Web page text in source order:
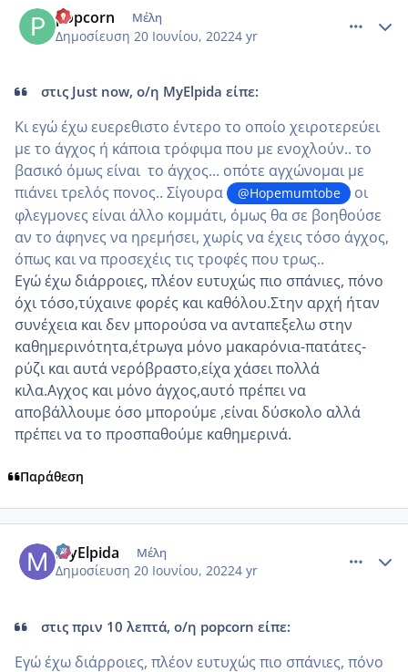
popcorn Μέλη
Δημοσίευση 20 Ιουνίου, 20224 yr
στις Just now, ο/η MyElpida είπε:
Κι εγώ έχω ευερεθιστο έντερο το οποίο χειροτερεύει
με το άγχος ή κάποια τρόφιμα που με ενοχλούν.. το
βασικό όμως είναι το άγχος... οπότε αγχώνομαι με
πιάνει τρελός πονος.. Σίγουρα
@Hopemumtobe
οι
φλεγμονες είναι άλλο κομμάτι, όμως θα σε βοηθούσε
αν το άφηνες να ηρεμήσει, χωρίς να έχεις τόσο άγχος,
όπως και να προσεχέις τις τροφές που τρως..
Εγώ έχω διάρροιες, πλέον ευτυχώς πιο σπάνιες, πόνο
όχι τόσο,τύχαινε φορές και καθόλου.Στην αρχή ήταν
συνέχεια και δεν μπορούσα να ανταπεξελω στην
καθημερινότητα,έτρωγα μόνο μακαρόνια-πατάτες-
ρύζι και αυτά νερόβραστο,είχα χάσει πολλά
κιλα.Αγχος και μόνο άγχος,αυτό πρέπει να
αποβάλλουμε όσο μπορούμε ,είναι δύσκολο αλλά
πρέπει να το προσπαθούμε καθημερινά.
Παράθεση
MyElpida Μέλη
Δημοσίευση 20 Ιουνίου, 20224 yr
στις πριν 10 λεπτά, ο/η popcorn είπε:
Εγώ έχω διάρροιες, πλέον ευτυχώς πιο σπάνιες, πόνο